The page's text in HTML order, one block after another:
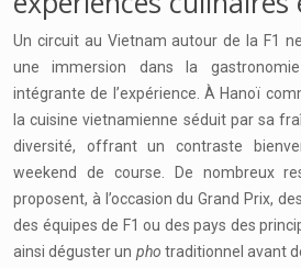
Un circuit au Vietnam autour de la F1
une immersion dans la
intégrante de l’expérience. À Hanoï
la cuisine vietnamienne séduit par sa
diversité, offrant un contraste
weekend de course. De nombreux
proposent, à l’occasion du Grand Prix,
des équipes de F1 ou des pays des
ainsi déguster un pho traditionnel avant